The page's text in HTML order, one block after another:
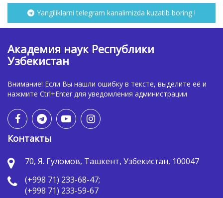
Yangiliklarni telegram kanalimizda kuzatib boring !
Академия наук Республики
Узбекистан
Внимание! Если Вы нашли ошибку в тексте, выделите её и
нажмите Ctrl+Enter для уведомления администрации
Контакты
70, Я. Гуломов, Ташкент, Узбекистан, 100047
(+998 71) 233-68-47;
(+998 71) 233-59-67